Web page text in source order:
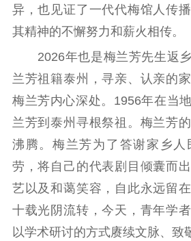
扫黄打非
电影创作
机关党建
党建要闻
文化人才
紫金人才
数据资源
异，也见证了一代代梅馆人传
其精神的不懈努力和薪火相传。
2026年也是梅兰芳先生返乡
兰芳祖籍泰州，寻亲、认亲的
梅兰芳内心深处。1956年在当
兰芳到泰州寻根祭祖。梅兰芳
沸腾。梅兰芳为了答谢家乡人
劳，将自己的代表剧目倾囊而
艺以及和蔼笑容，自此永远留
十载光阴流转，今天，青年学
以学术研讨的方式赓续文脉、致